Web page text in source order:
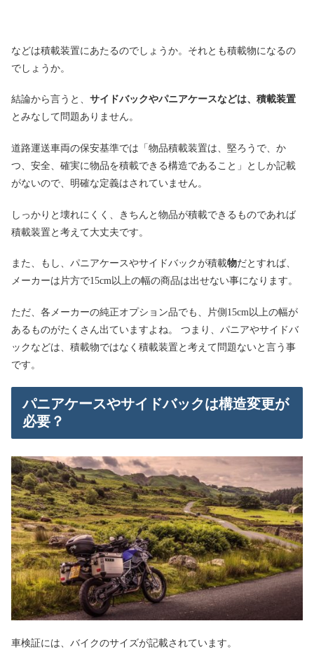
などは積載装置にあたるのでしょうか。それとも積載物になるの
でしょうか。
結論から言うと、 サイドバックやパニアケースなどは、積載装置
とみなして問題ありません。
道路運送車両の保安基準では「物品積載装置は、堅ろうで、か
つ、安全、確実に物品を積載できる構造であること」としか記載
がないので、明確な定義はされていません。
しっかりと壊れにくく、きちんと物品が積載できるものであれば
積載装置と考えて大丈夫です。
また、もし、パニアケースやサイドバックが積載物だとすれば、
メーカーは片方で15cm以上の幅の商品は出せない事になります。
ただ、各メーカーの純正オプション品でも、片側15cm以上の幅が
あるものがたくさん出ていますよね。 つまり、パニアやサイドバ
ックなどは、積載物ではなく積載装置と考えて問題ないと言う事
です。
パニアケースやサイドバックは構造変更が
必要？
車検証には、バイクのサイズが記載されています。